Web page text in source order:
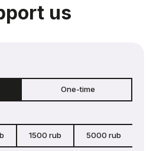
us
One-time
1500 rub 5000 rub